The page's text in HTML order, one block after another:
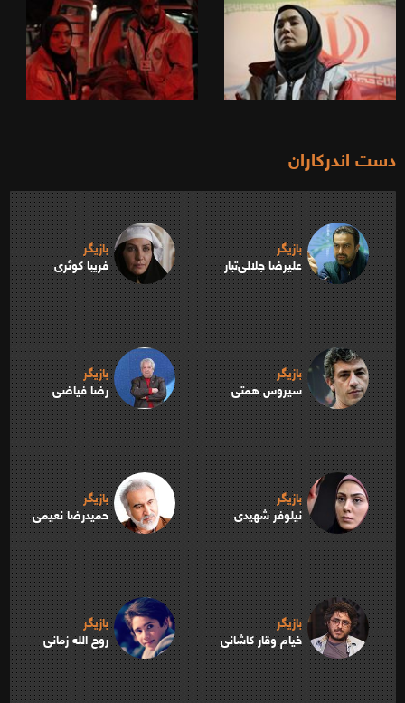
دست اندرکاران
بازیگر
علیرضا جلالی‌تبار
بازیگر
فریبا کوثری
بازیگر
سیروس همتی
بازیگر
رضا فیاضی
بازیگر
نیلوفر شهیدی
بازیگر
حمیدرضا نعیمی
بازیگر
خیام وقار کاشانی
بازیگر
روح الله زمانی